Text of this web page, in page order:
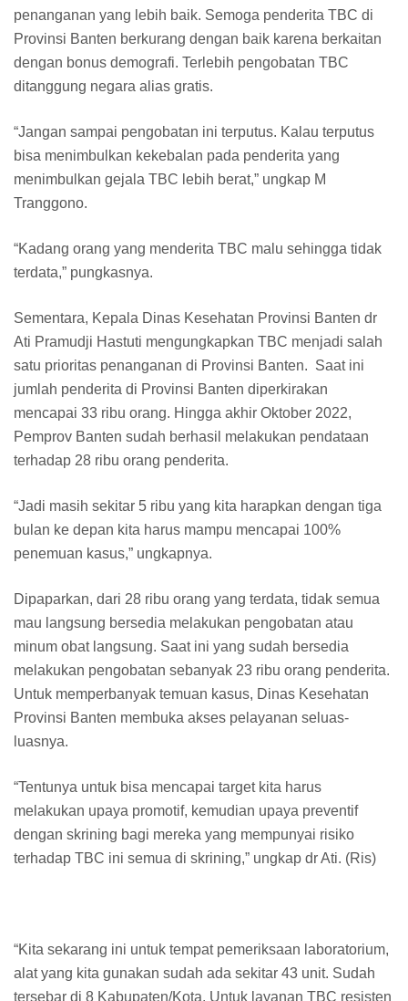
penanganan yang lebih baik. Semoga penderita TBC di
Provinsi Banten berkurang dengan baik karena berkaitan
dengan bonus demografi. Terlebih pengobatan TBC
ditanggung negara alias gratis.
“Jangan sampai pengobatan ini terputus. Kalau terputus
bisa menimbulkan kekebalan pada penderita yang
menimbulkan gejala TBC lebih berat,” ungkap M
Tranggono.
“Kadang orang yang menderita TBC malu sehingga tidak
terdata,” pungkasnya.
Sementara, Kepala Dinas Kesehatan Provinsi Banten dr
Ati Pramudji Hastuti mengungkapkan TBC menjadi salah
satu prioritas penanganan di Provinsi Banten. Saat ini
jumlah penderita di Provinsi Banten diperkirakan
mencapai 33 ribu orang. Hingga akhir Oktober 2022,
Pemprov Banten sudah berhasil melakukan pendataan
terhadap 28 ribu orang penderita.
“Jadi masih sekitar 5 ribu yang kita harapkan dengan tiga
bulan ke depan kita harus mampu mencapai 100%
penemuan kasus,” ungkapnya.
Dipaparkan, dari 28 ribu orang yang terdata, tidak semua
mau langsung bersedia melakukan pengobatan atau
minum obat langsung. Saat ini yang sudah bersedia
melakukan pengobatan sebanyak 23 ribu orang penderita.
Untuk memperbanyak temuan kasus, Dinas Kesehatan
Provinsi Banten membuka akses pelayanan seluas-
luasnya.
“Tentunya untuk bisa mencapai target kita harus
melakukan upaya promotif, kemudian upaya preventif
dengan skrining bagi mereka yang mempunyai risiko
terhadap TBC ini semua di skrining,” ungkap dr Ati. (Ris)
“Kita sekarang ini untuk tempat pemeriksaan laboratorium,
alat yang kita gunakan sudah ada sekitar 43 unit. Sudah
tersebar di 8 Kabupaten/Kota. Untuk layanan TBC resisten